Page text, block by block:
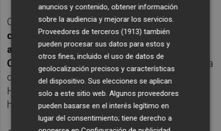
Con esta inversión,la socimi
complementará y reforzará la cartera de
activos vacacionales con que cuenta en
Canarias
, y fortalecerá su presencia en la isla
de Gran Canaria, donde ya cuenta con el
Hotel Barceló Margaritas, de 484
habitaciones.
anuncios y contenido, obtener información
sobre la audiencia y mejorar los servicios.
Proveedores de terceros (1913) también
pueden procesar sus datos para estos y
otros fines, incluido el uso de datos de
geolocalización precisos y características
del dispositivo. Sus elecciones se aplican
solo a este sitio web. Algunos proveedores
pueden basarse en el interés legítimo en
lugar del consentimiento; tiene derecho a